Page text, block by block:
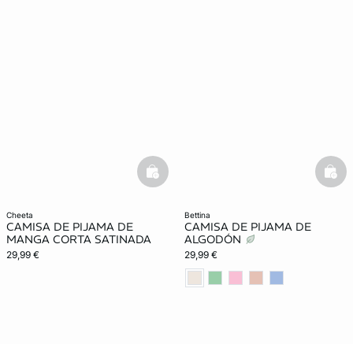
cheeta
CAMISA DE PIJAMA DE
MANGA CORTA SATINADA
29,99 €
basketfull
bettina
CAMISA DE PIJAMA DE
ALGODÓN
29,99 €